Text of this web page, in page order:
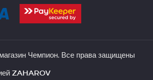
Чемпион. Все права защищены
ZAHAROV